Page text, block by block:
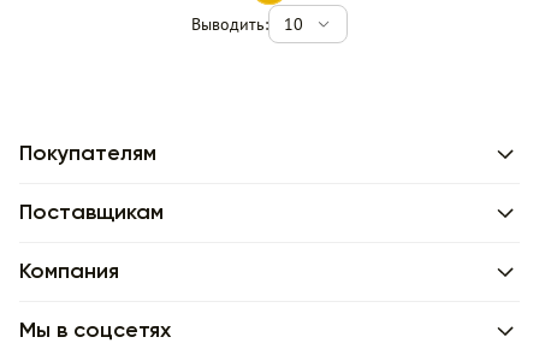
Выводить:
10
Покупателям
Поставщикам
Компания
Мы в соцсетях